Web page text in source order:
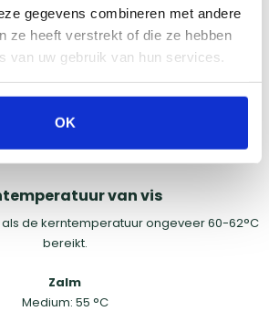
gegevens combineren met andere
ze heeft verstrekt of die ze hebben
van uw gebruik van hun services.
OK
van vis?
de kerntemperatuur net zo belangrijk als
vergelijkbaar: steek de thermometer in
thermometer af.
van vis
de kerntemperatuur ongeveer 60-62°C
bereikt.
Zalm
Medium: 55 °C